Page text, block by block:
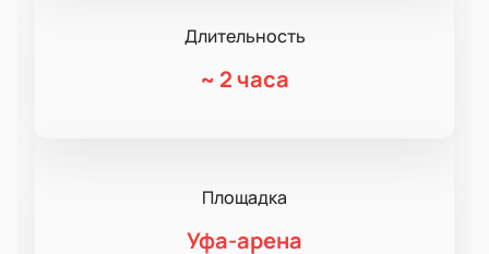
Длительность
~ 2 часа
Площадка
Уфа-арена